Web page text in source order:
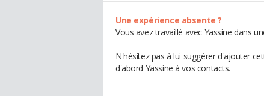
Une expérience absente ?
Vous avez travaillé avec Yassine dans
N'hésitez pas à lui suggérer d'ajouter
d'abord Yassine à vos contacts.